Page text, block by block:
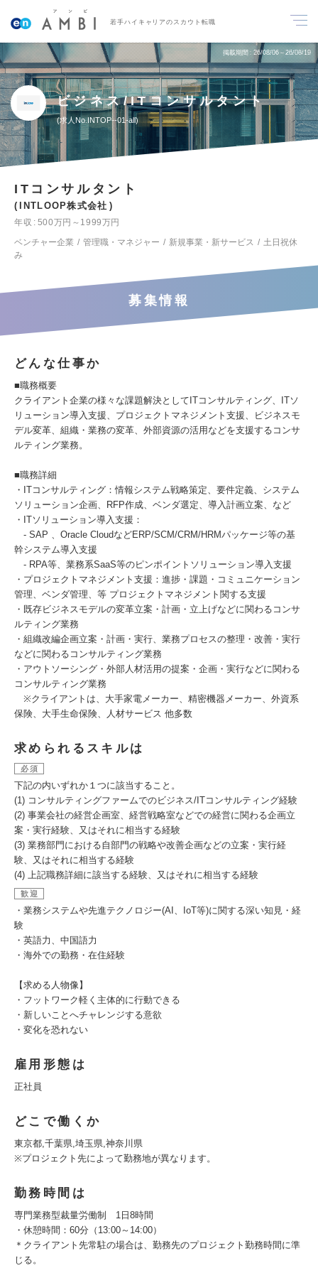
若手ハイキャリアのスカウト転職
掲載期間 26/08/06～26/08/19
ビジネス/ITコンサルタント
求人No.INTOP--01-all
ITコンサルタント
INTLOOP株式会社
年収
500万円～1999万円
ベンチャー企業
管理職・マネジャー 新規事業・新サービス
土日祝休
み
募集情報
どんな仕事か
■職務概要
クライアント企業の様々な課題解決としてITコンサルティング、ITソ
リューション導入支援、プロジェクトマネジメント支援、ビジネスモ
デル変革、組織・業務の変革、外部資源の活用などを支援するコンサ
ルティング業務。
■職務詳細
・ITコンサルティング：情報システム戦略策定、要件定義、システム
ソリューション企画、RFP作成、ベンダ選定、導入計画立案、など
・ITソリューション導入支援：
- SAP 、Oracle CloudなどERP/SCM/CRM/HRMパッケージ等の基
幹システム導入支援
- RPA等、業務系SaaS等のピンポイントソリューション導入支援
・プロジェクトマネジメント支援：進捗・課題・コミュニケーション
管理、ベンダ管理、等 プロジェクトマネジメント関する支援
・既存ビジネスモデルの変革立案・計画・立上げなどに関わるコンサ
ルティング業務
・組織改編企画立案・計画・実行、業務プロセスの整理・改善・実行
などに関わるコンサルティング業務
・アウトソーシング・外部人材活用の提案・企画・実行などに関わる
コンサルティング業務
※クライアントは、大手家電メーカー、精密機器メーカー、外資系
保険、大手生命保険、人材サービス 他多数
求められるスキルは
必須
下記の内いずれか１つに該当すること。
(1) コンサルティングファームでのビジネス/ITコンサルティング経験
(2) 事業会社の経営企画室、経営戦略室などでの経営に関わる企画立
案・実行経験、又はそれに相当する経験
(3) 業務部門における自部門の戦略や改善企画などの立案・実行経
験、又はそれに相当する経験
(4) 上記職務詳細に該当する経験、又はそれに相当する経験
歓迎
・業務システムや先進テクノロジー(AI、IoT等)に関する深い知見・経
験
・英語力、中国語力
・海外での勤務・在住経験
【求める人物像】
・フットワーク軽く主体的に行動できる
・新しいことへチャレンジする意欲
・変化を恐れない
雇用形態は
正社員
どこで働くか
東京都,千葉県,埼玉県,神奈川県
※プロジェクト先によって勤務地が異なります。
勤務時間は
専門業務型裁量労働制 1日8時間
・休憩時間：60分（13:00～14:00）
＊クライアント先常駐の場合は、勤務先のプロジェクト勤務時間に準
じる。